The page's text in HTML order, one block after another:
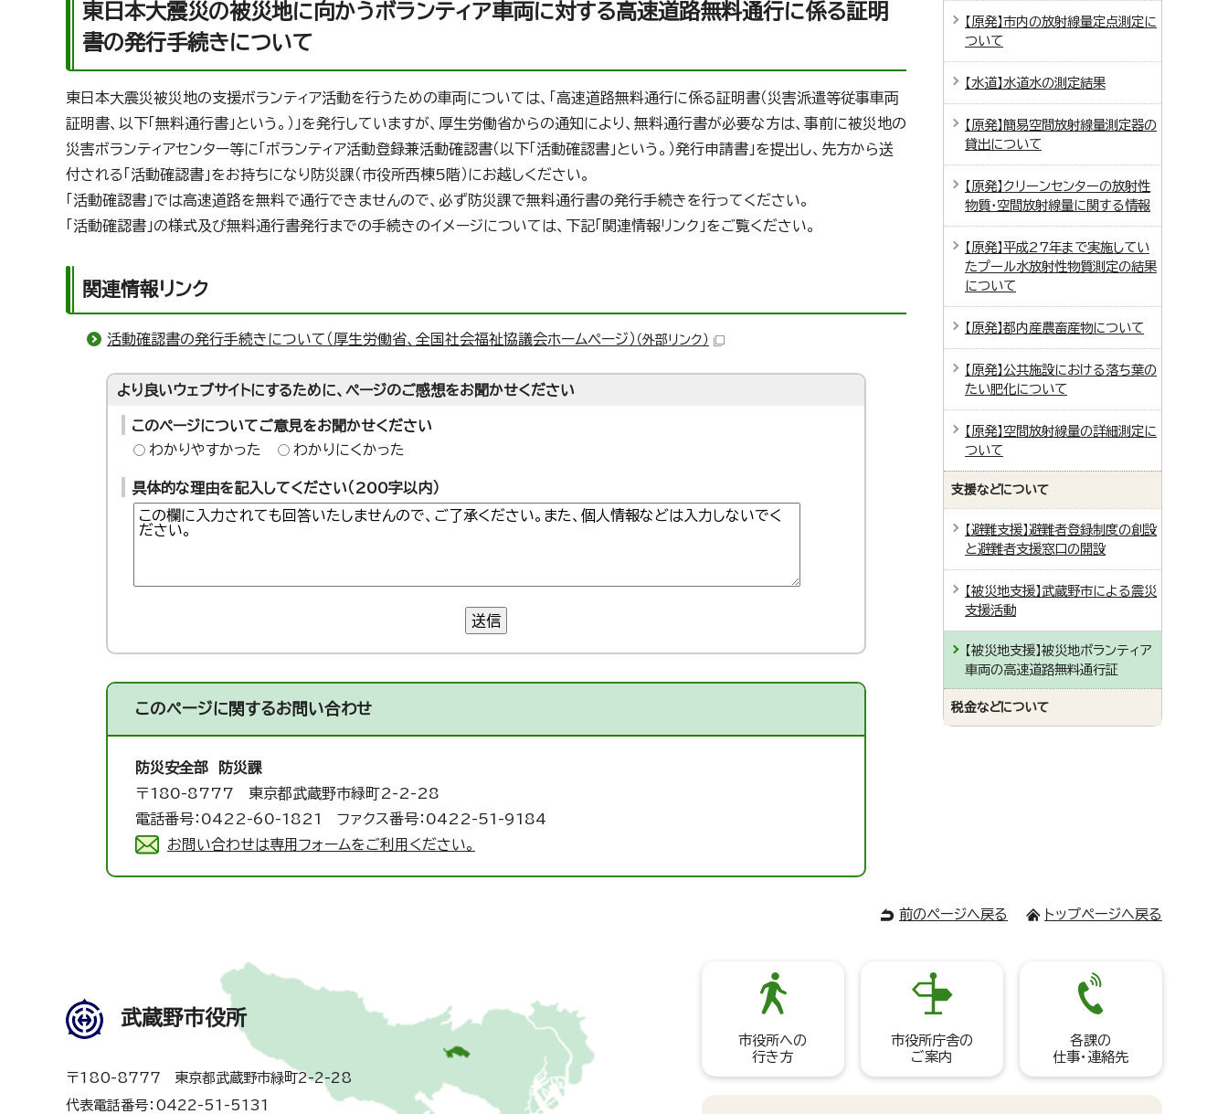
東日本大震災の被災地に向かうボランティア車両に対する高速道路無料通行に係る証明
書の発行手続きについて
東日本大震災被災地の支援ボランティア活動を行うための車両については、「高速道路無料通行に係る証明書（災害派遣等従事車両
証明書、以下「無料通行書」という。）」を発行していますが、厚生労働省からの通知により、無料通行書が必要な方は、事前に被災地の
災害ボランティアセンター等に「ボランティア活動登録兼活動確認書（以下「活動確認書」という。）発行申請書」を提出し、先方から送
付される「活動確認書」をお持ちになり防災課（市役所西棟5階）にお越しください。
「活動確認書」では高速道路を無料で通行できませんので、必ず防災課で無料通行書の発行手続きを行ってください。
「活動確認書」の様式及び無料通行書発行までの手続きのイメージについては、下記「関連情報リンク」をご覧ください。
関連情報リンク
活動確認書の発行手続きについて（厚生労働省、全国社会福祉協議会ホームページ） （外部リンク）
より良いウェブサイトにするために、ページのご感想をお聞かせください
このページについてご意見をお聞かせください
わかりやすかった
わかりにくかった
具体的な理由を記入してください（200字以内）
送信
このページに関するお問い合わせ
防災安全部 防災課
〒180-8777 東京都武蔵野市緑町2-2-28
電話番号：0422-60-1821 ファクス番号：0422-51-9184
お問い合わせは専用フォームをご利用ください。
【原発】市内の放射線量定点測定に
ついて
【水道】水道水の測定結果
【原発】簡易空間放射線量測定器の
貸出について
【原発】クリーンセンターの放射性
物質・空間放射線量に関する情報
【原発】平成27年まで実施してい
たプール水放射性物質測定の結果
について
【原発】都内産農畜産物について
【原発】公共施設における落ち葉の
たい肥化について
【原発】空間放射線量の詳細測定に
ついて
支援などについて
【避難支援】避難者登録制度の創設
と避難者支援窓口の開設
【被災地支援】武蔵野市による震災
支援活動
【被災地支援】被災地ボランティア
車両の高速道路無料通行証
税金などについて
前のページへ戻る トップページへ戻る
武蔵野市役所
〒180-8777 東京都武蔵野市緑町2-2-28
代表電話番号：0422-51-5131
市役所への
行き方
市役所庁舎の
ご案内
各課の
仕事・連絡先